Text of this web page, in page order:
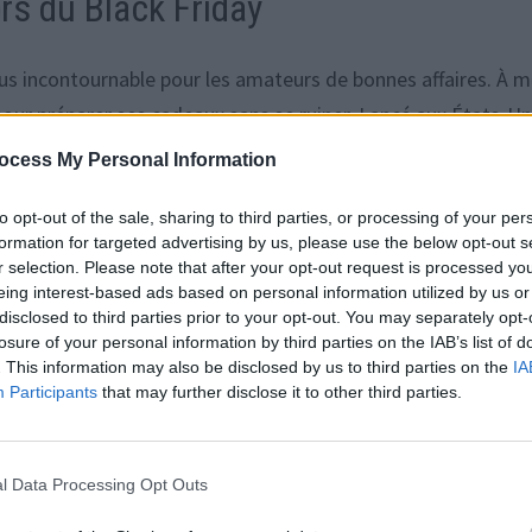
My Personal Information
opt-out of the sale, sharing to third parties, or processing of your
for targeted advertising by us, please use the below opt-out
selection. Please note that after your opt-out request is processed
interest-based ads based on personal information utilized by us
to third parties prior to your opt-out. You may separately
of your personal information by third parties on the IAB’s list of
This information may also be disclosed by us to third parties on the
Participants that may further disclose it to other third parties.
Data Processing Opt Outs
incontournable pour les amateurs de bonnes affaires. À
préparer ses cadeaux sans se ruiner. Lancé aux États-
popularisé en France depuis le début des années
importantes, allant parfois jusqu’à -70 % ou plus,
pour étaler les promotions sur plusieurs jours ou
est devenu le moment où il faut sortir sa carte bleue.
que ces promotions sont souvent moins avantageuses
entre le Black Friday et le reste du mois de novembre,
moyennes ne dépassaient pas -4 %.